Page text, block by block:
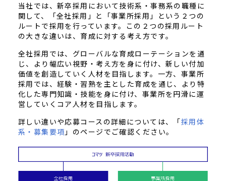
当社では、新卒採用において技術系・事務系の職種に
関して、「全社採用」と「事業所採用」という２つの
ルートで採用を行っています。この２つの採用ルート
の大きな違いは、育成に対する考え方です。
全社採用では、グローバルな育成ローテーションを通
じ、より幅広い視野・考え⽅を⾝に付け、新しい付加
価値を創造していく⼈材を目指します。一方、事業所
採用では、経験・習熟を主とした育成を通じ、より特
化した専⾨知識・技能を⾝に付け、事業所を円滑に運
営していくコア⼈材を⽬指します。
詳しい違いや応募コースの詳細については、「採用体
系・募集要項 」のページでご確認ください。